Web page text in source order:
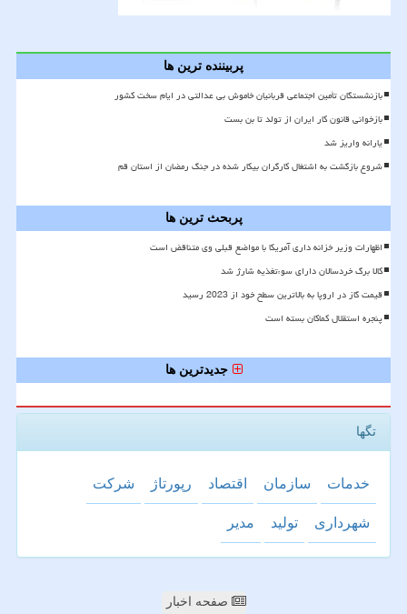
پربیننده ترین ها
بازنشستگان تأمین اجتماعی قربانیان خاموش بی عدالتی در ایام سخت کشور
بازخوانی قانون کار ایران از تولد تا بن بست
یارانه واریز شد
شروع بازگشت به اشتغال کارگران بیکار شده در جنگ رمضان از استان قم
پربحث ترین ها
اظهارات وزیر خزانه داری آمریکا با مواضع قبلی وی متناقض است
کالا برگ خردسالان دارای سوءتغذیه شارژ شد
قیمت گاز در اروپا به بالاترین سطح خود از 2023 رسید
پنجره استقلال کماکان بسته است
جدیدترین ها
تگها
خدمات سازمان اقتصاد رپورتاژ شركت
شهرداری تولید مدیر
صفحه اخبار